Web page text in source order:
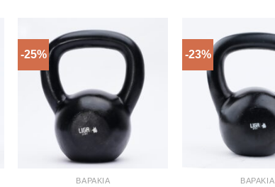
-25%
ΒΑΡΆΚΙΑ
-23%
ΒΑΡΆΚΙΑ